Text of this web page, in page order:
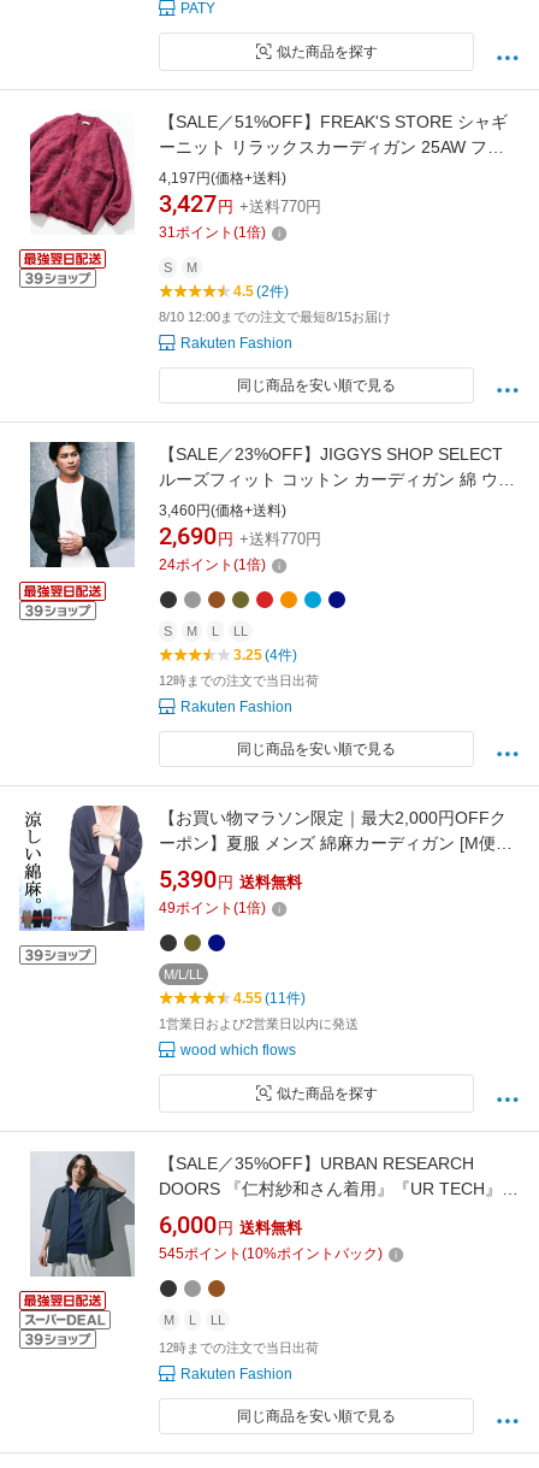
PATY
似た商品を探す
【SALE／51%OFF】FREAK'S STORE シャギ
ーニット リラックスカーディガン 25AW フリ
ークスストア トップス カーディガン グリーン
ブルー グレー ベージュ ブラウン レッド
4,197円(価格+送料)
3,427 円 +送料770円
31ポイント (1倍)
S M
4.5(2件)
8/10 12:00までの注文で最短8/15お届け
Rakuten Fashion
同じ商品を安い順で見る
【SALE／23%OFF】JIGGYS SHOP SELECT
ルーズフィット コットン カーディガン 綿 ウォ
ッシャブル 男女兼用 薄手 26AW ジギーズショ
ップ トップス カーディガン グリーン ベージュ
グレー ブラック ホワイト ブラウン ワインレッ
3,460円(価格+送料)
2,690 円 +送料770円
24ポイント (1倍)
S M L LL
3.25(4件)
12時までの注文で当日出荷
Rakuten Fashion
同じ商品を安い順で見る
【お買い物マラソン限定｜最大2,000円OFFク
ーポン】夏服 メンズ 綿麻カーディガン [M便
1/1] サマーカーディガン 夏 麻 羽織る ロング丈
長め 和風カーデ 無地 8分袖 9分袖 カーデ 半袖
春服 秋服 夏用 ビッグ 大きいサイズ 綿 コット
ン
5,390 円 送料無料
49ポイント (1倍)
M/L/LL
4.55(11件)
1営業日および2営業日以内に発送
wood which flows
似た商品を探す
【SALE／35%OFF】URBAN RESEARCH
DOORS 『仁村紗和さん着用』『UR TECH』サ
マシェア ショートスリーブシャツカーディガン
アーバンリサーチドアーズ トップス カーディ
ガン グリーン グレー カーキグリーン ブラック
ブラウン【送料無料】
6,000 円 送料無料
545ポイント (10%ポイントバック)
M L
LL
12時までの注文で当日出荷
Rakuten Fashion
同じ商品を安い順で見る